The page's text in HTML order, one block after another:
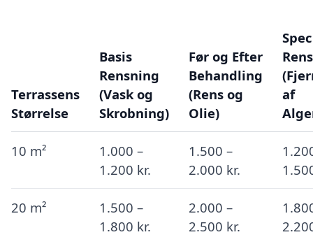
Terrassens
Størrelse
Basis
Rensning
(Vask og
Skrobning)
Før og Efter
Behandling
(Rens og
Olie)
af
10 m²
1.000 –
1.200 kr.
1.500 –
2.000 kr.
20 m²
1.500 –
1.800 kr.
2.000 –
2.500 kr.